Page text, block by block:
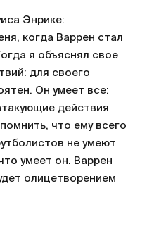
Энрике:
когда Варрен стал
я объяснял свое
для своего
Он умеет все:
действия
что ему всего
не умеют
умеет он. Варрен
олицетворением